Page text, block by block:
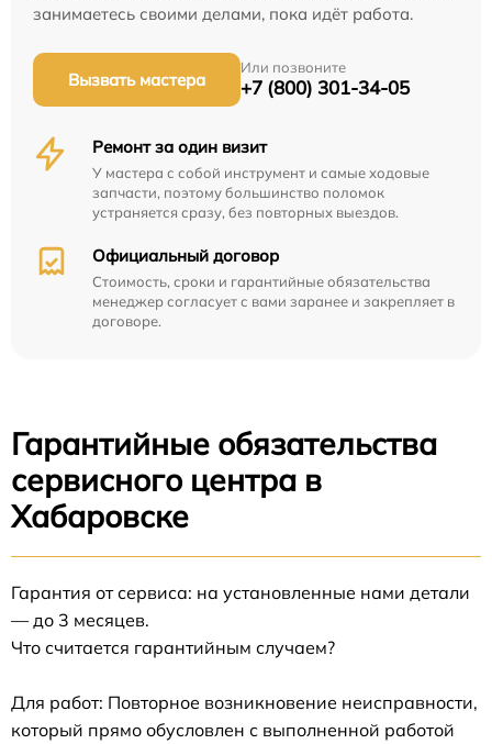
занимаетесь своими делами, пока идёт работа.
Вызвать мастера
Или позвоните
+7 (800) 301-34-05
Ремонт за один визит
У мастера с собой инструмент и самые ходовые
запчасти, поэтому большинство поломок
устраняется сразу, без повторных выездов.
Официальный договор
Стоимость, сроки и гарантийные обязательства
менеджер согласует с вами заранее и закрепляет в
договоре.
Гарантийные обязательства
сервисного центра в
Хабаровске
Гарантия от сервиса: на установленные нами детали
— до 3 месяцев.
Что считается гарантийным случаем?
Для работ: Повторное возникновение неисправности,
который прямо обусловлен с выполненной работой